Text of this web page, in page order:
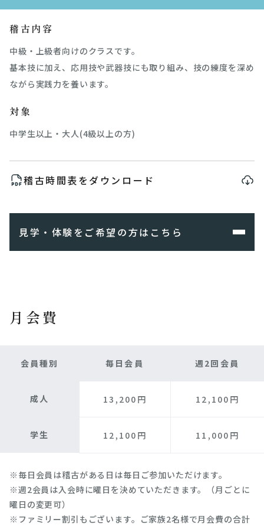
稽古内容
中級・上級者向けのクラスです。
基本技に加え、応用技や武器技にも取り組み、技の練度を深め
ながら実践力を養います。
対象
中学生以上・大人(4級以上の方)
稽古時間表をダウンロード
見学・体験をご希望の方はこちら
月会費
会員種別 毎日会員 週2回会員
成人 13,200円 12,100円
学生 12,100円 11,000円
※毎日会員は稽古がある日は毎日ご参加いただけます。
※週2会員は入会時に曜日を決めていただきます。（月ごとに
曜日の変更可）
※ファミリー割引もございます。ご家族2名様で月会費の合計